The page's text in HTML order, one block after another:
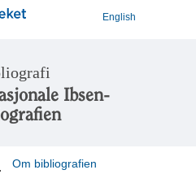
English
Ibsen-
Om bibliografien